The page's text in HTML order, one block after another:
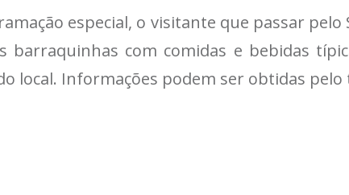
especial, o visitante que passar
barraquinhas com comidas e bebidas
local. Informações podem ser obtidas pelo